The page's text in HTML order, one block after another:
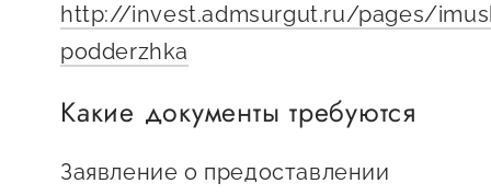
предпринимателей
Поддержка экспортеров
Финансовая поддержка
внешнего санкционного
http://invest.admsurgut.ru/pages/
podderzhka
Какие документы требуются
Заявление о предоставлении